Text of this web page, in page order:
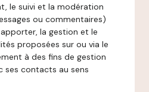
le suivi et la modération
ou commentaires)
la gestion et le
proposées sur ou via le
à des fins de gestion
ses contacts au sens